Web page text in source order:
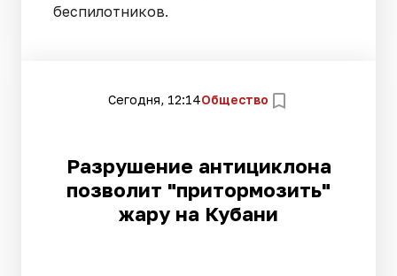
беспилотников.
Сегодня, 12:14Общество
Разрушение антициклона
позволит "притормозить"
жару на Кубани